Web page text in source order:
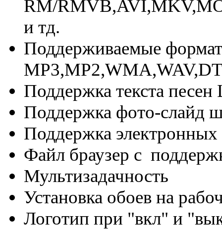
RM/
и тд.
Поддерживаемые
Поддержка текста песен
Поддержка фото-слайд
Поддержка
Файл браузер с
Мультизадачность
Установка обоев на
Логотип при "вкл" и